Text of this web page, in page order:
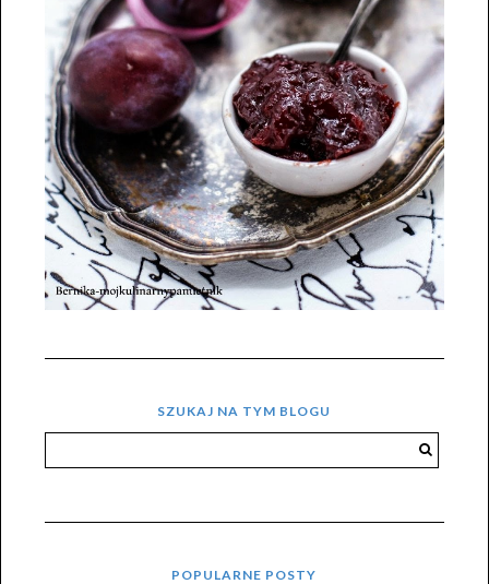
SZUKAJ NA TYM BLOGU
POPULARNE POSTY